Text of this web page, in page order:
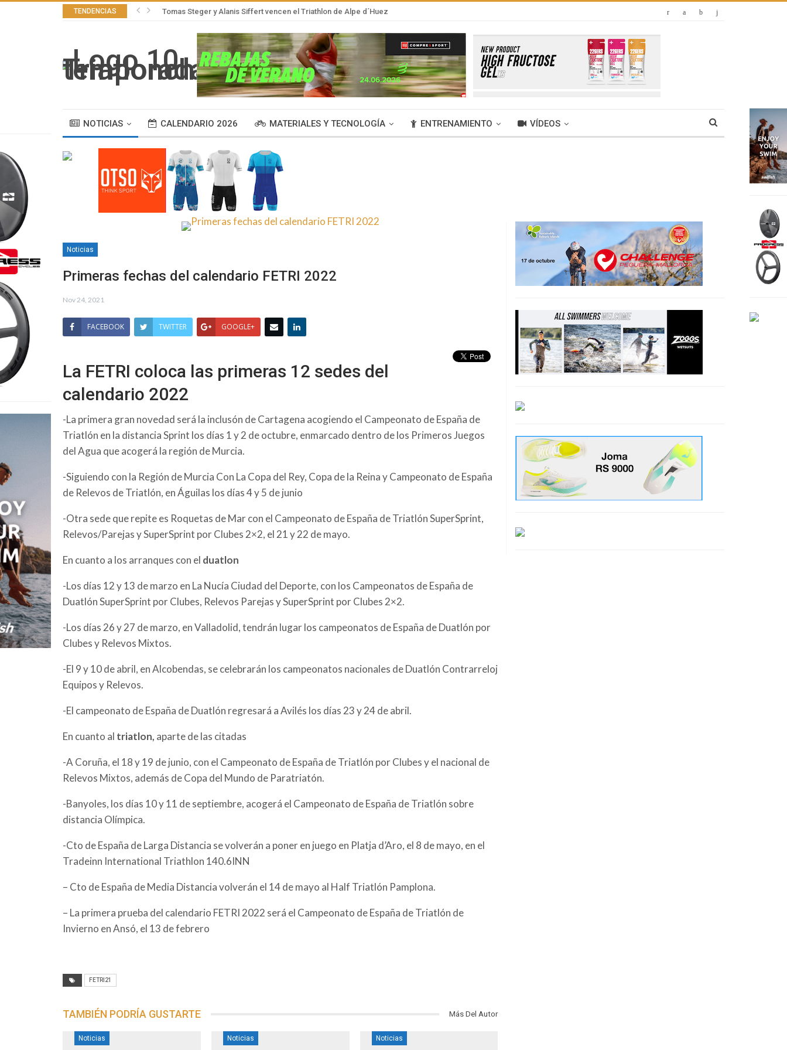
TENDENCIAS Tomas Steger y Alanis Siffert vencen el Triathlon de Alpe d´Huez
NOTICIAS CALENDARIO 2026 MATERIALES Y TECNOLOGÍA ENTRENAMIENTO VÍDEOS
Noticias
Primeras fechas del calendario FETRI 2022
Nov 24, 2021
FACEBOOK TWITTER GOOGLE+
La FETRI coloca las primeras 12 sedes del
calendario 2022
-La primera gran novedad será la inclusón de Cartagena acogiendo el Campeonato de España de
Triatlón en la distancia Sprint los días 1 y 2 de octubre, enmarcado dentro de los Primeros Juegos
del Agua que acogerá la región de Murcia.
-Siguiendo con la Región de Murcia Con La Copa del Rey, Copa de la Reina y Campeonato de España
de Relevos de Triatlón, en Águilas los días 4 y 5 de junio
-Otra sede que repite es Roquetas de Mar con el Campeonato de España de Triatlón SuperSprint,
Relevos/Parejas y SuperSprint por Clubes 2×2, el 21 y 22 de mayo.
En cuanto a los arranques con el duatlon
-Los días 12 y 13 de marzo en La Nucía Ciudad del Deporte, con los Campeonatos de España de
Duatlón SuperSprint por Clubes, Relevos Parejas y SuperSprint por Clubes 2×2.
-Los días 26 y 27 de marzo, en Valladolid, tendrán lugar los campeonatos de España de Duatlón por
Clubes y Relevos Mixtos.
-El 9 y 10 de abril, en Alcobendas, se celebrarán los campeonatos nacionales de Duatlón Contrarreloj
Equipos y Relevos.
-El campeonato de España de Duatlón regresará a Avilés los días 23 y 24 de abril.
En cuanto al triatlon, aparte de las citadas
-A Coruña, el 18 y 19 de junio, con el Campeonato de España de Triatlón por Clubes y el nacional de
Relevos Mixtos, además de Copa del Mundo de Paratriatón.
-Banyoles, los días 10 y 11 de septiembre, acogerá el Campeonato de España de Triatlón sobre
distancia Olímpica.
-Cto de España de Larga Distancia se volverán a poner en juego en Platja d’Aro, el 8 de mayo, en el
Tradeinn International Triathlon 140.6INN
– Cto de España de Media Distancia volverán el 14 de mayo al Half Triatlón Pamplona.
– La primera prueba del calendario FETRI 2022 será el Campeonato de España de Triatlón de
Invierno en Ansó, el 13 de febrero
FETRI21
TAMBIÉN PODRÍA GUSTARTE Más Del Autor
Noticias Noticias Noticias